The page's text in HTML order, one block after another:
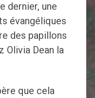
dernier, une
évangéliques
des papillons
Olivia Dean la
que cela